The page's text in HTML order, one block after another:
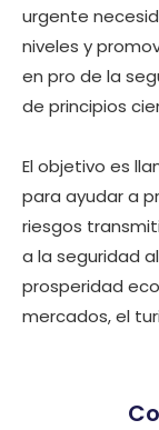
urgente
niveles y
en pro de la
de principios
El objetivo es
para ayudar a
riesgos
a la seguridad
prosperidad
mercados, el